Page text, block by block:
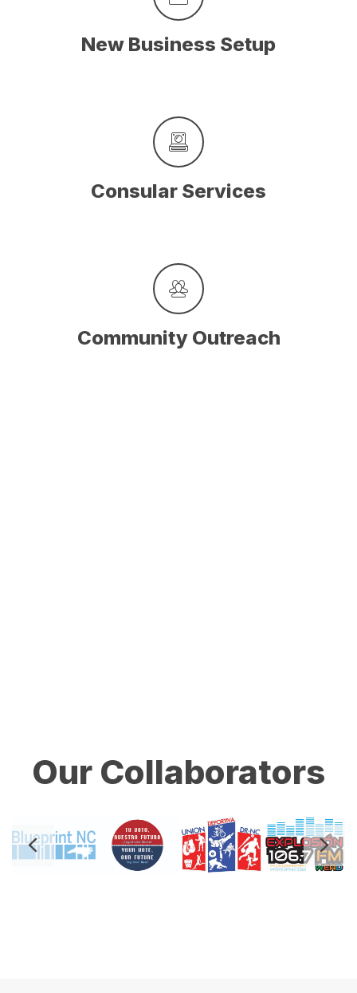
New Business Setup
Consular Services
Community Outreach
Our Collaborators